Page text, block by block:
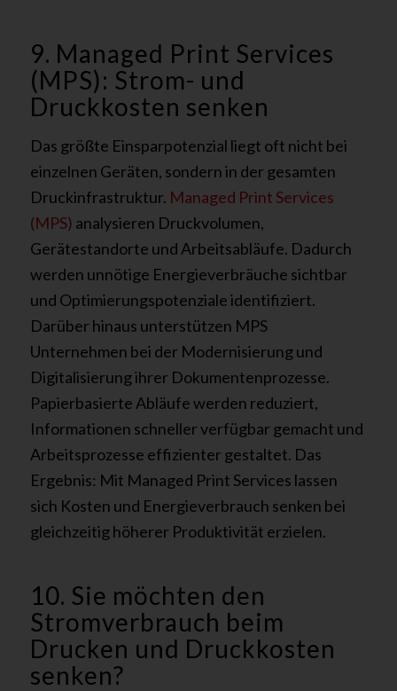
9. Managed Print Services
(MPS): Strom- und
Druckkosten senken
Das größte Einsparpotenzial liegt oft nicht bei
einzelnen Geräten, sondern in der gesamten
Druckinfrastruktur. Managed Print Services
(MPS) analysieren Druckvolumen,
Gerätestandorte und Arbeitsabläufe. Dadurch
werden unnötige Energieverbräuche sichtbar
und Optimierungspotenziale identifiziert.
Darüber hinaus unterstützen MPS
Unternehmen bei der Modernisierung und
Digitalisierung ihrer Dokumentenprozesse.
Papierbasierte Abläufe werden reduziert,
Informationen schneller verfügbar gemacht und
Arbeitsprozesse effizienter gestaltet. Das
Ergebnis: Mit Managed Print Services lassen
sich Kosten und Energieverbrauch senken bei
gleichzeitig höherer Produktivität erzielen.
10. Sie möchten den
Stromverbrauch beim
Drucken und Druckkosten
senken?